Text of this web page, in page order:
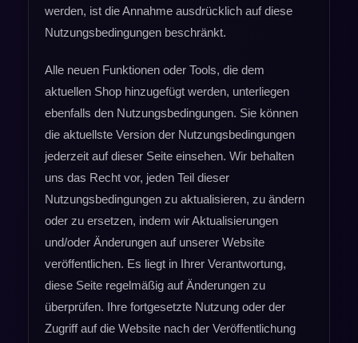
werden, ist die Annahme ausdrücklich auf diese
Nutzungsbedingungen beschränkt.
Alle neuen Funktionen oder Tools, die dem
aktuellen Shop hinzugefügt werden, unterliegen
ebenfalls den Nutzungsbedingungen. Sie können
die aktuellste Version der Nutzungsbedingungen
jederzeit auf dieser Seite einsehen. Wir behalten
uns das Recht vor, jeden Teil dieser
Nutzungsbedingungen zu aktualisieren, zu ändern
oder zu ersetzen, indem wir Aktualisierungen
und/oder Änderungen auf unserer Website
veröffentlichen. Es liegt in Ihrer Verantwortung,
diese Seite regelmäßig auf Änderungen zu
überprüfen. Ihre fortgesetzte Nutzung oder der
Zugriff auf die Website nach der Veröffentlichung